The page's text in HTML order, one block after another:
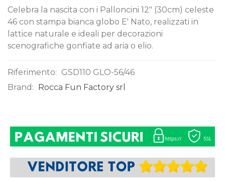
Celebra la nascita con i Palloncini 12" (30cm) celeste
46 con stampa bianca globo E' Nato, realizzati in
lattice naturale e ideali per decorazioni
scenografiche gonfiate ad aria o elio.
Riferimento: GSD110 GLO-56/46
Brand:
Rocca Fun Factory srl